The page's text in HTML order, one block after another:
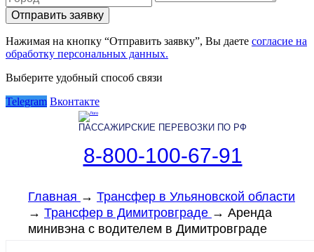
Отправить заявку
Нажимая на кнопку “Отправить заявку”, Вы даете согласие на
обработку персональных данных.
Выберите удобный способ связи
Telegram Вконтакте
ПАССАЖИРСКИЕ ПЕРЕВОЗКИ ПО РФ
8-800-100-67-91
Главная → Трансфер в Ульяновской области
→ Трансфер в Димитровграде → Аренда
минивэна с водителем в Димитровграде